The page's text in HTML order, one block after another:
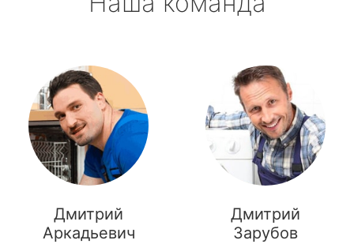
Дмитрий
Аркадьевич
Дмитрий
Зарубов